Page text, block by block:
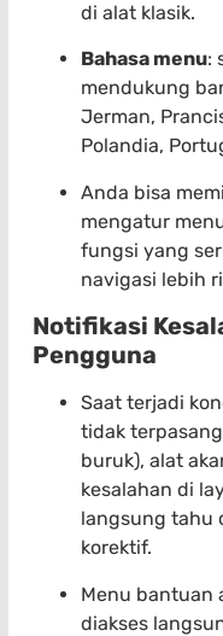
di alat klasik.
Bahasa menu:
mendukung
Jerman,
Polandia,
Anda bisa
mengatur
fungsi yang
navigasi lebih
Notifikasi
Pengguna
Saat terjadi
tidak
buruk), alat
kesalahan di
langsung tahu
korektif.
Menu bantuan
diakses